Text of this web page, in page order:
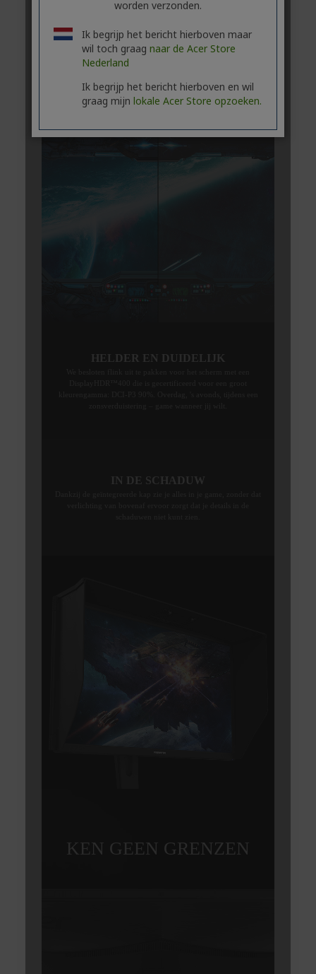
worden verzonden.
Ik begrijp het bericht hierboven maar
wil toch graag naar de Acer Store
Nederland
Ik begrijp het bericht hierboven en wil
graag mijn lokale Acer Store opzoeken.